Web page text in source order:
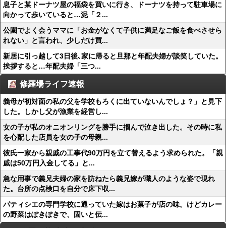
息子と某ドーナツ屋の福袋を買いに行き、ドーナツを持って駐車場に
向かって歩いていると…泥「２...
公園でよく会うママに「お金がなくて子供に満足なご飯を食べさせら
れない」と言われ、少しだけ買...
新居に引っ越して3日後､家に帰ると旦那と年配夫婦が談笑していた。
挨拶すると…年配夫婦「三つ...
修羅場ライフ速報
義母が初対面の私の父を学校もろくに出ていないんでしょ？」と見下
した。しかし父が漁業を経営し...
女の子が私のオニオンリングを勝手に掴んで泣き出した。その時に私
を心配した店員を女の子の母親...
彼氏一家から親戚の工事代90万円を立て替えるよう求められた。「親
戚は50万円入金してる」と...
急な用事で義兄夫婦の家を訪ねたら義兄嫁が職人のような姿で現れ
た。台所の点検口を自分で床下収...
パティシエの専門学校に通っていた嫁はお菓子が店の味。けどカレー
の野菜はぽきぽきで、固いと伝...